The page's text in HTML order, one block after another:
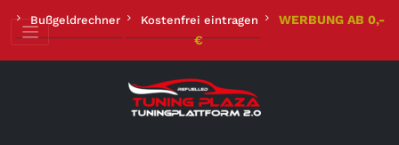
Inhalt
springen
Bußgeldrechner Kostenfrei eintragen
WERBUNG AB 0,-
€